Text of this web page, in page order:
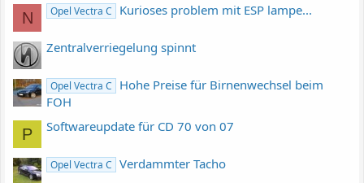
N Opel Vectra C Kurioses problem mit ESP lampe...
Zentralverriegelung spinnt
Opel Vectra C
Hohe Preise für Birnenwechsel beim
FOH
P Softwareupdate für CD 70 von 07
Opel Vectra C Verdammter Tacho